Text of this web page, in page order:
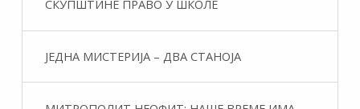
СКУПШТИНЕ ПРАВО У ШКОЛЕ
ЈЕДНА МИСТЕРИЈА – ДВА СТАНОЈА